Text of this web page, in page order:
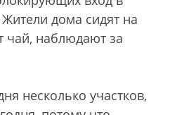
дома сидят на
чай, наблюдают за
несколько участков,